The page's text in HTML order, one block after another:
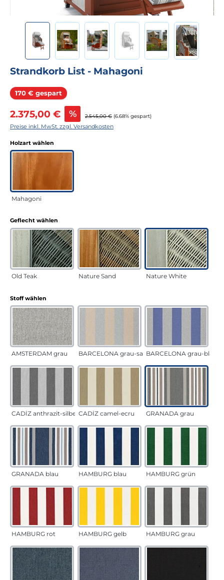
Strandkorb List - Mahagoni
170 € gespart Rabatt
Verkaufspreis:
2.375,00 € % Regulärer Preis:
2.545,00 € (6.68% gespart)
Preise inkl. MwSt. zzgl. Versandkosten
Holzart wählen
Mahagoni
Geflecht wählen
Old Teak Nature Sand Nature White
Stoff wählen
AMSTERDAM grau BARCELONA grau-sandBARCELONA grau-blau
CADÍZ anthrazit-silber CADÍZ camel-ecru GRANADA grau
GRANADA blau HAMBURG blau HAMBURG grün
HAMBURG rot HAMBURG gelb HAMBURG grau